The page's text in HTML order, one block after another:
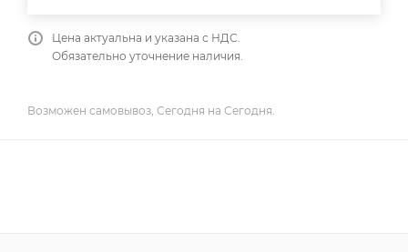
Цена актуальна и указана с НДС.
Обязательно уточнение наличия.
Возможен самовывоз, Сегодня на Сегодня.